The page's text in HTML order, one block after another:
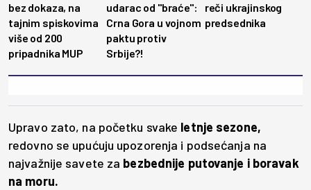
bez dokaza, na
tajnim spiskovima
više od 200
pripadnika MUP
udarac od "braće":
Crna Gora u vojnom
paktu protiv
Srbije?!
reči ukrajinskog
predsednika
Upravo zato, na početku svake letnje sezone,
redovno se upućuju upozorenja i podsećanja na
najvažnije savete za bezbednije putovanje i boravak
na moru.